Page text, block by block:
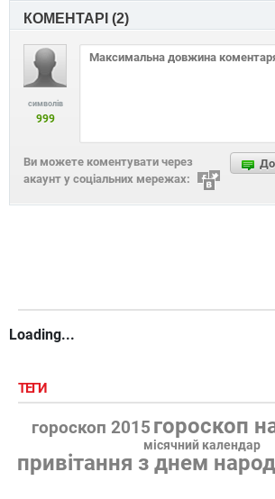
КОМЕНТАРІ (2)
символів
999
Ви можете коментувати через
акаунт у соціальних мережах:
Loading...
ТЕГИ
гороскоп 2015 гороскоп
місячний календар
привітання з днем